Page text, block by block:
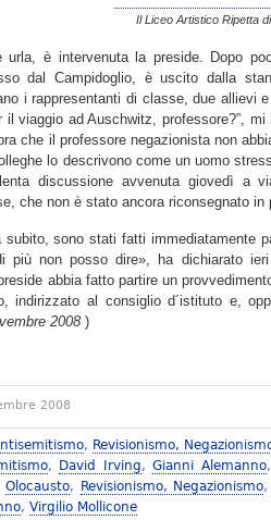
Il Liceo Artistico Ripetta
urla, è intervenuta la preside. Dopo
dal Campidoglio, è uscito dalla
i rappresentanti di classe, due allievi
il viaggio ad Auschwitz, professore?”,
che il professore negazionista non
lo descrivono come un uomo
discussione avvenuta giovedì a
che non è stato ancora riconsegnato in
sono stati fatti immediatamente
più non posso dire», ha dichiarato
abbia fatto partire un
indirizzato al consiglio d´istituto e,
2008 )
2008
, Revisionismo,
, David Irving,Gianni Alemanno,
Olocausto, Revisionismo, Negazionismo,
, Virgilio Mollicone